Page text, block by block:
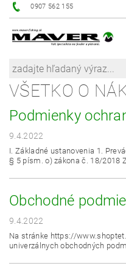
0907 562 155
VŠETKO O
Podmienky
9.4.2022
I. Základné ustanovenia 1.
§ 5 písm. o) zákona č. 18/2018
Obchodné
9.4.2022
Na stránke https://
univerzálnych obchodných